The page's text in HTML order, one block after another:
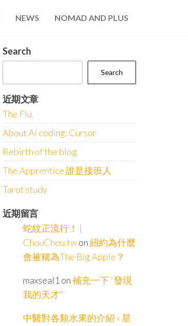
NEWS NOMAD AND PLUS
Search
Search
近期文章
The Flu.
About AI coding: Cursor
Rebirth of the blog
The Apprentice 誰是接班人
Tarot study
近期留言
蛇紋正流行！ |
ChouChou.twon紐約為什麼
會被稱為The Big Apple？
maxseal1 on補充一下 “發現
我的天才”
中醫對各類水果的介紹 « 星